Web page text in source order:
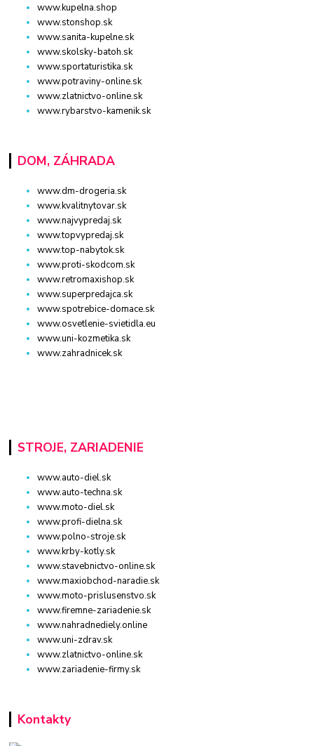
www.kupelna.shop
www.stonshop.sk
www.sanita-kupelne.sk
www.skolsky-batoh.sk
www.sportaturistika.sk
www.potraviny-online.sk
www.zlatnictvo-online.sk
www.rybarstvo-kamenik.sk
DOM, ZÁHRADA
www.dm-drogeria.sk
www.kvalitnytovar.sk
www.najvypredaj.sk
www.topvypredaj.sk
www.top-nabytok.sk
www.proti-skodcom.sk
www.retromaxishop.sk
www.superpredajca.sk
www.spotrebice-domace.sk
www.osvetlenie-svietidla.eu
www.uni-kozmetika.sk
www.zahradnicek.sk
STROJE, ZARIADENIE
www.auto-diel.sk
www.auto-techna.sk
www.moto-diel.sk
www.profi-dielna.sk
www.polno-stroje.sk
www.krby-kotly.sk
www.stavebnictvo-online.sk
www.maxiobchod-naradie.sk
www.moto-prislusenstvo.sk
www.firemne-zariadenie.sk
www.nahradnediely.online
www.uni-zdrav.sk
www.zlatnictvo-online.sk
www.zariadenie-firmy.sk
Kontakty